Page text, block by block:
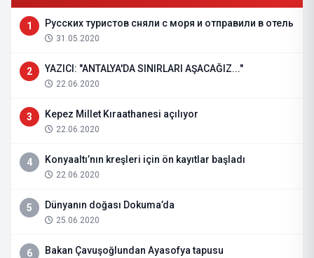
1 Русских туристов сняли с моря и отправили в отель
31.05.2020
2 YAZICI: "ANTALYA'DA SINIRLARI AŞACAĞIZ..."
22.06.2020
3 Kepez Millet Kıraathanesi açılıyor
22.06.2020
4 Konyaaltı’nın kreşleri için ön kayıtlar başladı
22.06.2020
5 Dünyanın doğası Dokuma’da
25.06.2020
6 Bakan Çavuşoğlundan Ayasofya tapusu